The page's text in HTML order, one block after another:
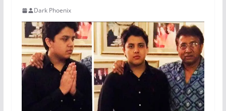
Dark Phoenix